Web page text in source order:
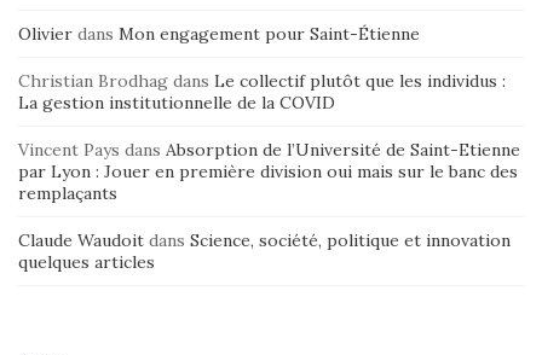
Olivier dans Mon engagement pour Saint-Étienne
Christian Brodhag dans Le collectif plutôt que les individus :
La gestion institutionnelle de la COVID
Vincent Pays dans Absorption de l’Université de Saint-Etienne
par Lyon : Jouer en première division oui mais sur le banc des
remplaçants
Claude Waudoit dans Science, société, politique et innovation
quelques articles